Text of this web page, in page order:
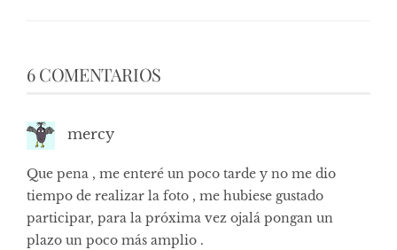
6 COMENTARIOS
mercy
Que pena , me enteré un poco tarde y no me dio
tiempo de realizar la foto , me hubiese gustado
participar, para la próxima vez ojalá pongan un
plazo un poco más amplio .